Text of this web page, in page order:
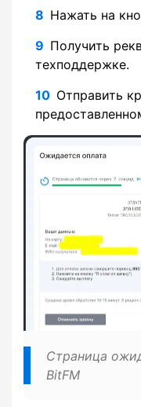
Нажать на
Получить
техподдержке.
Отправить
Страница
BitFM